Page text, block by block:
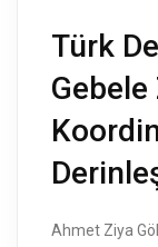
Türk
Ahmet Ziya